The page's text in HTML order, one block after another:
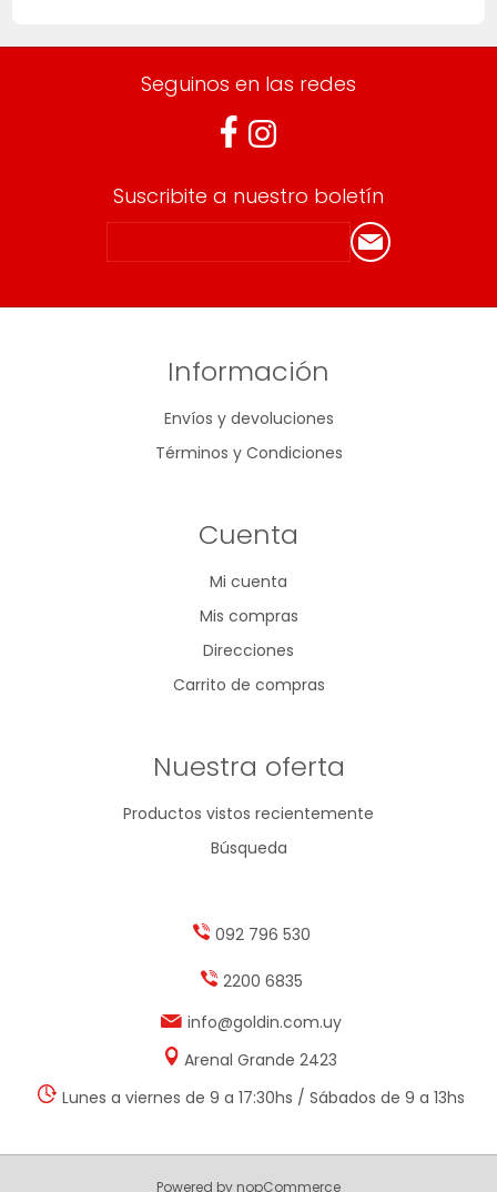
Seguinos en las redes
Suscribite a nuestro boletín
Información
Envíos y devoluciones
Términos y Condiciones
Cuenta
Mi cuenta
Mis compras
Direcciones
Carrito de compras
Nuestra oferta
Productos vistos recientemente
Búsqueda
092 796 530
2200 6835
info@goldin.com.uy
Arenal Grande 2423
Lunes a viernes de 9 a 17:30hs / Sábados de 9 a 13hs
Powered by nopCommerce